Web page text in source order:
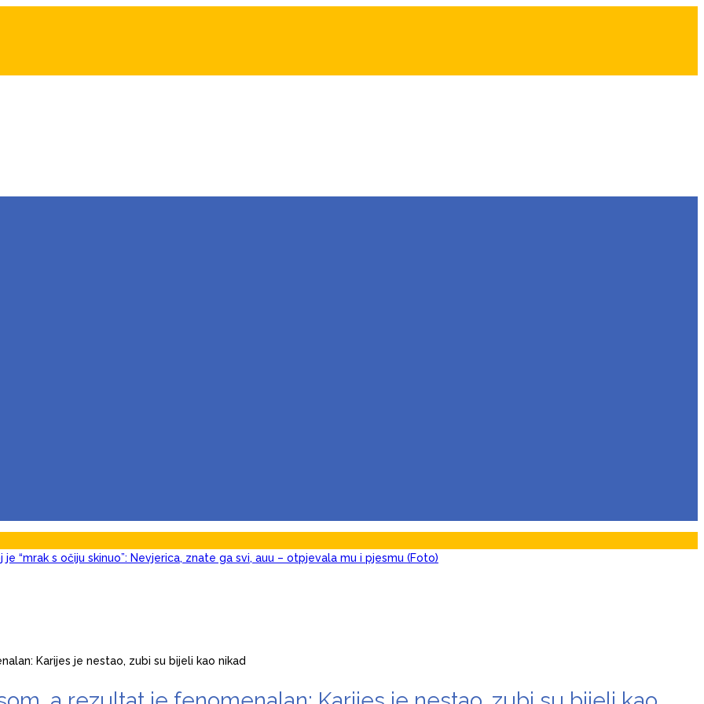
“mrak s očiju skinuo”: Nevjerica, znate ga svi, auu – otpjevala mu i pjesmu (Foto)
Karijes je nestao, zubi su bijeli kao nikad